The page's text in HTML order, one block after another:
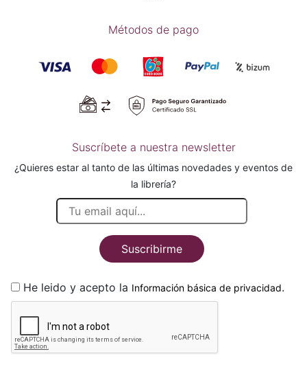
Métodos de pago
Suscríbete a nuestra newsletter
¿Quieres estar al tanto de las últimas novedades y eventos de
la librería?
Suscribirme
He leido y acepto la Información básica de privacidad.